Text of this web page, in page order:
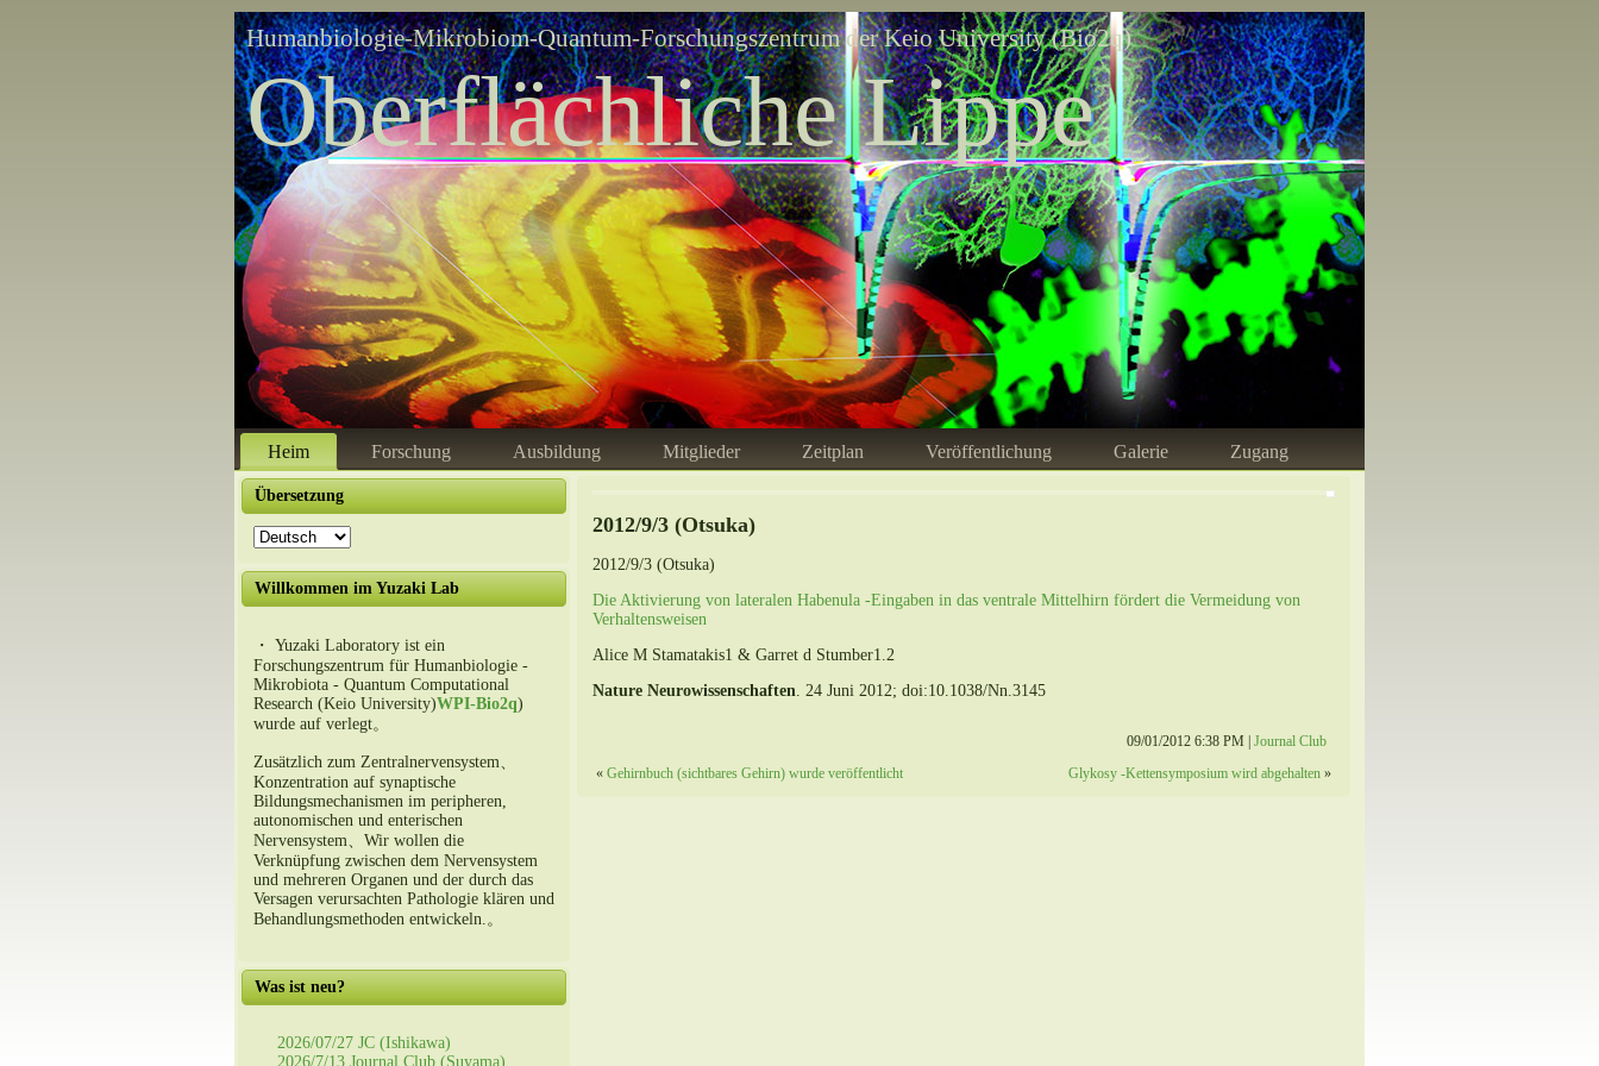
Humanbiologie-Mikrobiom-Quantum-Forschungszentrum der Keio University (Bio2q)
Oberflächliche Lippe
Heim Forschung Ausbildung Mitglieder Zeitplan Veröffentlichung Galerie Zugang
Übersetzung
Willkommen im Yuzaki Lab
・ Yuzaki Laboratory ist ein
Forschungszentrum für Humanbiologie -
Mikrobiota - Quantum Computational
Research (Keio University)WPI-Bio2q)
wurde auf verlegt。
Zusätzlich zum Zentralnervensystem、
Konzentration auf synaptische
Bildungsmechanismen im peripheren,
autonomischen und enterischen
Nervensystem、Wir wollen die
Verknüpfung zwischen dem Nervensystem
und mehreren Organen und der durch das
Versagen verursachten Pathologie klären und
Behandlungsmethoden entwickeln.。
Was ist neu?
2026/07/27 JC (Ishikawa)
2026/7/13 Journal Club (Suyama)
2012/9/3 (Otsuka)
2012/9/3 (Otsuka)
Die Aktivierung von lateralen Habenula -Eingaben in das ventrale Mittelhirn fördert die Vermeidung von
Verhaltensweisen
Alice M Stamatakis1 & Garret d Stumber1.2
Nature Neurowissenschaften . 24 Juni 2012; doi:10.1038/Nn.3145
09/01/2012 6:38 PM |Journal Club
« Gehirnbuch (sichtbares Gehirn) wurde veröffentlicht Glykosy -Kettensymposium wird abgehalten»